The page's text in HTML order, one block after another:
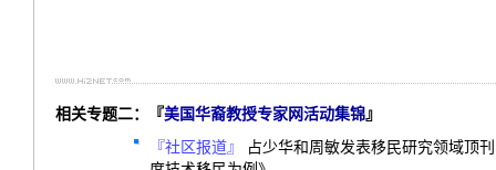
相关专题二：『美国华裔教授专家网活动集锦』
『社区报道』
占少华和周敏发表移民研究领域顶